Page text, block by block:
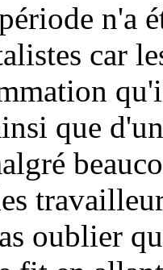
n'a
car
que
oublier